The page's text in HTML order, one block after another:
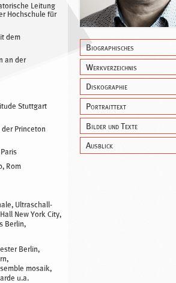
Biographisches
Werkverzeichnis
Diskographie
Portraittext
Bilder und Texte
Ausblick
Leitung
Hochschule für
dem
an der
Stuttgart
Princeton
Rom
Ultraschall-
New York City,
Berlin,
Berlin,
mosaik,
u.a.